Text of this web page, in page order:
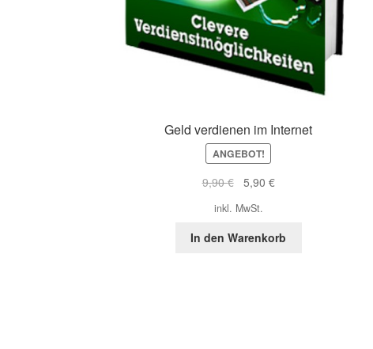
Geld verdienen im Internet
ANGEBOT!
9,90€
Ursprünglicher
war:
9,90 €
5,90€Aktueller
5,90 €.
inkl. MwSt.
In den Warenkorb